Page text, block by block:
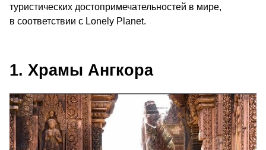
туристических достопримечательностей в мире,
в соответствии с Lonely Planet.
1. Храмы Ангкора